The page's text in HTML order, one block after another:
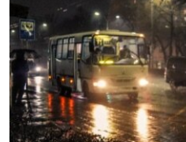
БИЗ ЖАНА ДҮЙНӨ
ДАНИСТЕ
ЭЖЕ-СИҢДИЛЕР
АЗАТТЫК+
ЫҢГАЙСЫЗ СУРООЛОР
Русский
ОНЛАЙН ШЕРИНЕ